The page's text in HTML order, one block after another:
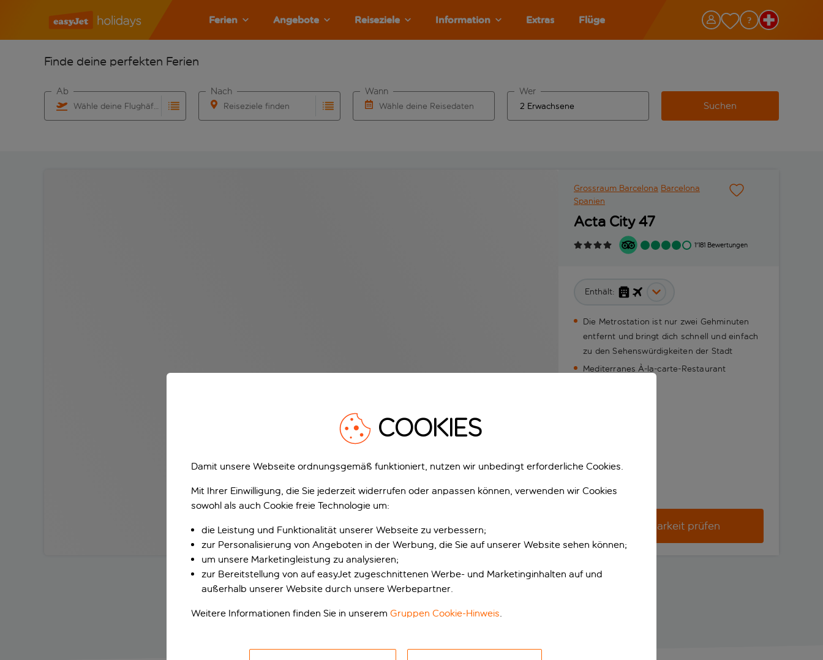
Ferien Angebote Reiseziele Information Extras Flüge
Finde deine perfekten Ferien
Wähle deine Flughäfen
Ab
Reiseziele finden
Nach
Wähle deine Reisedaten
Wann Wer
Suchen
Grossraum Barcelona Barcelona
Spanien
Acta City 47
1'181 Bewertungen
Enthält:
Die Metrostation ist nur zwei Gehminuten
entfernt und bringt dich schnell und einfach
zu den Sehenswürdigkeiten der Stadt
Mediterranes À-la-carte-Restaurant
Verfügbarkeit prüfen
COOKIES
Damit unsere Webseite ordnungsgemäß funktioniert, nutzen wir unbedingt erforderliche Cookies.
Mit Ihrer Einwilligung, die Sie jederzeit widerrufen oder anpassen können, verwenden wir Cookies
sowohl als auch Cookie freie Technologie um:
die Leistung und Funktionalität unserer Webseite zu verbessern;
zur Personalisierung von Angeboten in der Werbung, die Sie auf unserer Website sehen können;
um unsere Marketingleistung zu analysieren;
zur Bereitstellung von auf easyJet zugeschnittenen Werbe- und Marketinginhalten auf und
außerhalb unserer Website durch unsere Werbepartner.
Weitere Informationen finden Sie in unserem Gruppen Cookie-Hinweis